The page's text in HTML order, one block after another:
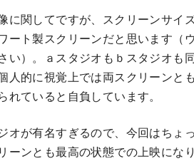
に関してですが、スクリーンサイ
ート製スクリーンだと思います（
い）。ａスタジオもｂスタジオも
人的に視覚上では両スクリーンと
れていると自負しています。
オが有名すぎるので、今回はちょ
ーンとも最高の状態での上映にな